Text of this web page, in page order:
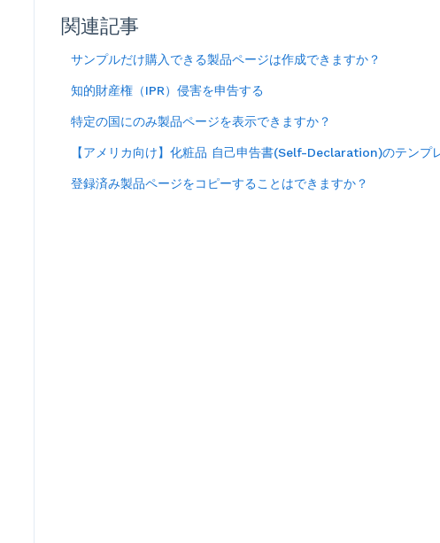
関連記事
サンプルだけ購入できる製品ページは作成できますか？
知的財産権（IPR）侵害を申告する
特定の国にのみ製品ページを表示できますか？
【アメリカ向け】化粧品 自己申告書(Self-Declaration)のテンプ
登録済み製品ページをコピーすることはできますか？